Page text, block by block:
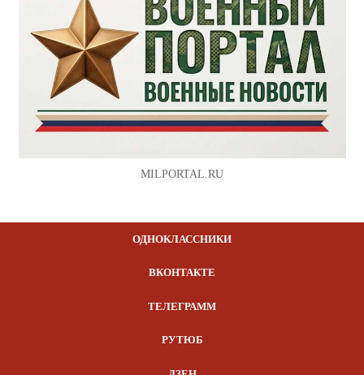
MILPORTAL.RU
ОДНОКЛАССНИКИ
ВКОНТАКТЕ
ТЕЛЕГРАММ
РУТЮБ